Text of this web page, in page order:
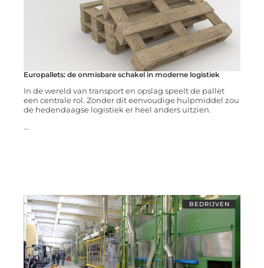
Europallets: de onmisbare schakel in moderne logistiek
In de wereld van transport en opslag speelt de pallet
een centrale rol. Zonder dit eenvoudige hulpmiddel zou
de hedendaagse logistiek er heel anders uitzien.
...
BEDRIJVEN